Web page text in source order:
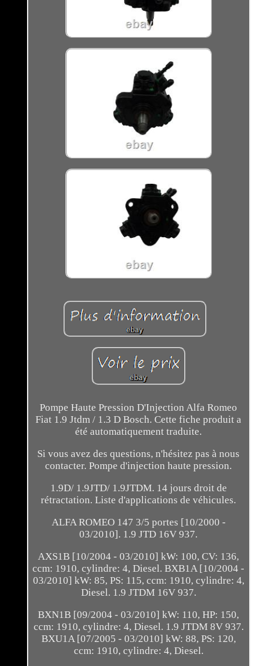
Pompe Haute Pression D'Injection Alfa Romeo
Fiat 1.9 Jtdm / 1.3 D Bosch. Cette fiche produit a
été automatiquement traduite.
Si vous avez des questions, n'hésitez pas à nous
contacter. Pompe d'injection haute pression.
1.9D/ 1.9JTD/ 1.9JTDM. 14 jours droit de
rétractation. Liste d'applications de véhicules.
ALFA ROMEO 147 3/5 portes [10/2000 -
03/2010]. 1.9 JTD 16V 937.
AXS1B [10/2004 - 03/2010] kW: 100, CV: 136,
ccm: 1910, cylindre: 4, Diesel. BXB1A [10/2004 -
03/2010] kW: 85, PS: 115, ccm: 1910, cylindre: 4,
Diesel. 1.9 JTDM 16V 937.
BXN1B [09/2004 - 03/2010] kW: 110, HP: 150,
ccm: 1910, cylindre: 4, Diesel. 1.9 JTDM 8V 937.
BXU1A [07/2005 - 03/2010] kW: 88, PS: 120,
ccm: 1910, cylindre: 4, Diesel.